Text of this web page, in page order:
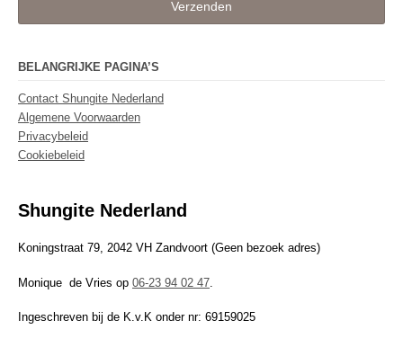
Verzenden
BELANGRIJKE PAGINA’S
Contact Shungite Nederland
Algemene Voorwaarden
Privacybeleid
Cookiebeleid
Shungite Nederland
Koningstraat 79, 2042 VH Zandvoort (Geen bezoek adres)
Monique de Vries op 06-23 94 02 47
Ingeschreven bij de K.v.K onder nr: 69159025